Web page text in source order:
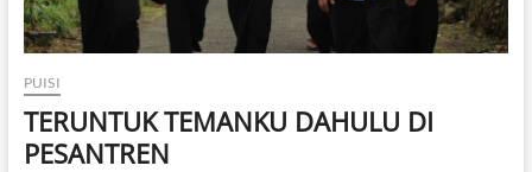
PUISI
TERUNTUK TEMANKU DAHULU DI
PESANTREN